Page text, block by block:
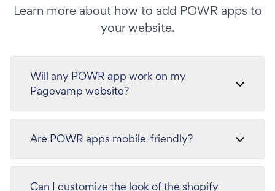
Learn more about how to add POWR apps to
your website.
Will any POWR app work on my
Pagevamp website?
Are POWR apps mobile-friendly?
Can I customize the look of the shopify